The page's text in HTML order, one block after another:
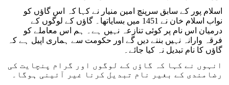
اسلام پور کے سابق سرپنچ امین منیار نے کہا کہ اس گاؤں کو
نواب اسلام خان نے 1451 میں بسایاتھا۔ گاؤں کے لوگوں کے
درمیان اس نام پر کوئی تنازعہ نہیں ہے۔ ہم اس معاملے کو
فرقہ وارانہ نہیں بننے دیں گے اور حکومت سے ہماری اپیل ہے کہ
گاؤں کا نام تبدیل نہ کیا جائے۔
انہوں نے کہا کہ گاؤں کے لوگوں اور گرام پنچایت کی
رضامندی کے بغیر نام تبدیل کرنا غیر آئینی ہوگا۔